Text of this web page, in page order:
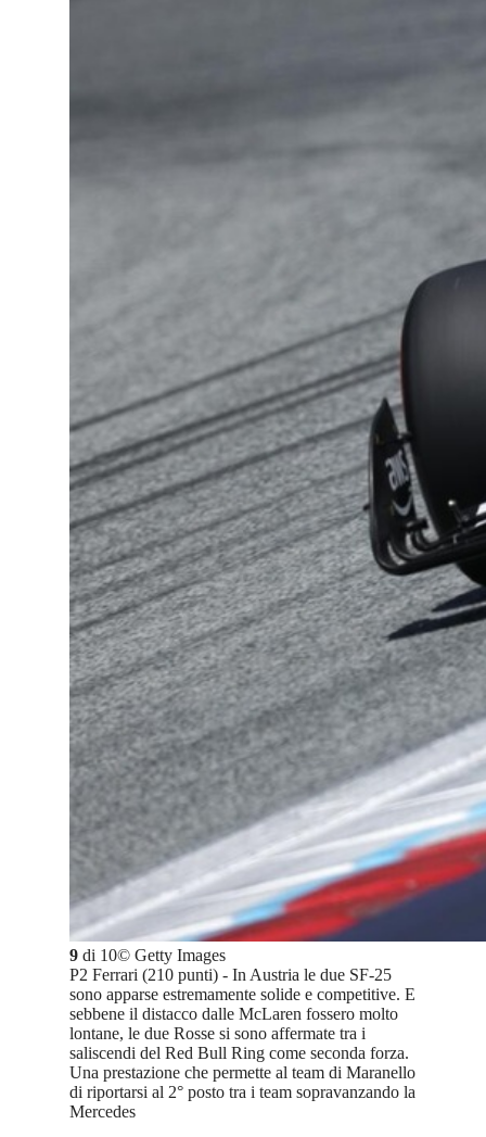
9 di 10© Getty Images
P2 Ferrari (210 punti) - In Austria le due SF-25
sono apparse estremamente solide e competitive. E
sebbene il distacco dalle McLaren fossero molto
lontane, le due Rosse si sono affermate tra i
saliscendi del Red Bull Ring come seconda forza.
Una prestazione che permette al team di Maranello
di riportarsi al 2° posto tra i team sopravanzando la
Mercedes